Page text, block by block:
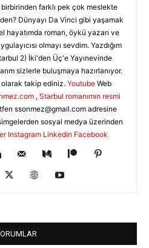
birbirinden farklı pek çok meslekte
Dünyayı Da Vinci gibi yaşamak
hayatımda roman, öykü yazarı ve
olmayı sevdim. Yazdığım
2) İki'den Üç'e Yayınevinde
sizlerle buluşmaya hazırlanıyor.
olarak takip ediniz. YoutubeWeb
, Starbul romanımın resmi
ssonmez@gmail.comadresine
sosyal medya üzerinden
Instagram Linkedin Facebook